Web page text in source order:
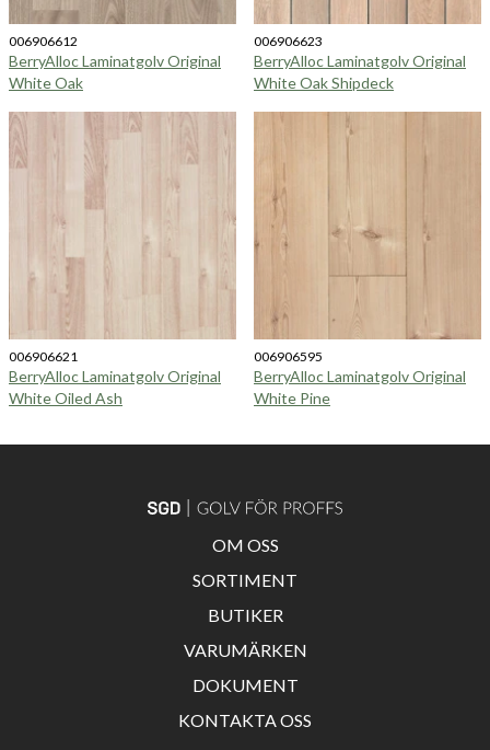
006906612
BerryAlloc Laminatgolv Original
White Oak
006906623
BerryAlloc Laminatgolv Original
White Oak Shipdeck
006906621
BerryAlloc Laminatgolv Original
White Oiled Ash
006906595
BerryAlloc Laminatgolv Original
White Pine
OM OSS
SORTIMENT
BUTIKER
VARUMÄRKEN
DOKUMENT
KONTAKTA OSS